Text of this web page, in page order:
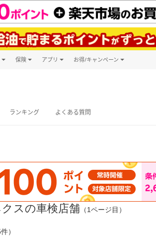
保険 アプリ お得/キャンペーン
ランキング よくある質問
スの車検店舗 （1ページ目）
）